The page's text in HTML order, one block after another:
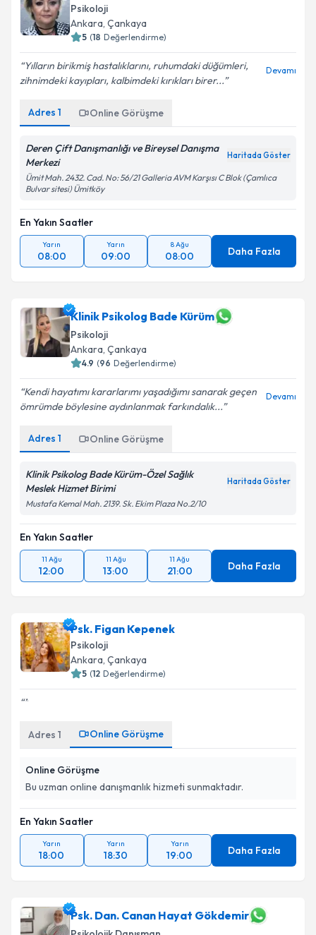
Psikoloji
Ankara, Çankaya
5 (18 Değerlendirme)
Yılların birikmiş hastalıklarını, ruhumdaki düğümleri,
zihnimdeki kayıpları, kalbimdeki kırıkları birer...
Devamı
Adres 1 Online Görüşme
Deren Çift Danışmanlığı ve Bireysel Danışma
Merkezi
Haritada Göster
Ümit Mah. 2432. Cad. No: 56/21 Galleria AVM Karşısı C Blok (Çamlıca
Bulvar sitesi) Ümitköy
En Yakın Saatler
Yarın
08:00
Yarın
09:00
8 Ağu
08:00 Daha Fazla
Klinik Psikolog Bade Kürüm
Psikoloji
Ankara, Çankaya
4.9 (96 Değerlendirme)
Kendi hayatımı kararlarımı yaşadığımı sanarak geçen
ömrümde böylesine aydınlanmak farkındalık...
Devamı
Adres 1 Online Görüşme
Klinik Psikolog Bade Kürüm-Özel Sağlık
Meslek Hizmet Birimi
Haritada Göster
Mustafa Kemal Mah. 2139. Sk. Ekim Plaza No.2/10
En Yakın Saatler
11 Ağu
12:00
11 Ağu
13:00
11 Ağu
21:00 Daha Fazla
Psk. Figan Kepenek
Psikoloji
Ankara, Çankaya
5 (12 Değerlendirme)
Adres 1 Online Görüşme
Online Görüşme
Bu uzman online danışmanlık hizmeti sunmaktadır.
En Yakın Saatler
Yarın
18:00
Yarın
18:30
Yarın
19:00 Daha Fazla
Psk. Dan. Canan Hayat Gökdemir